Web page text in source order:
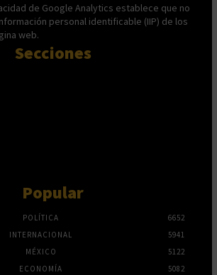
de Google Analytics establece que no
personal identificable (IIP) de los
web.
Secciones
Popular
POLÍTICA
6652
INTERNACIONAL
5941
MÉXICO
5122
ECONOMÍA
5082